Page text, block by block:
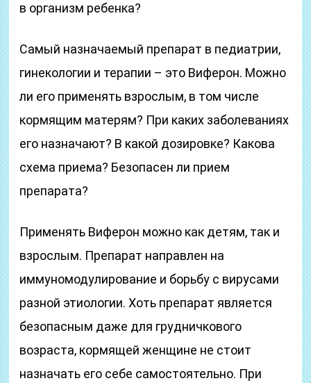
в организм ребенка?
Самый назначаемый препарат в педиатрии,
гинекологии и терапии – это Виферон. Можно
ли его применять взрослым, в том числе
кормящим матерям? При каких заболеваниях
его назначают? В какой дозировке? Какова
схема приема? Безопасен ли прием
препарата?
Применять Виферон можно как детям, так и
взрослым. Препарат направлен на
иммуномодулирование и борьбу с вирусами
разной этиологии. Хоть препарат является
безопасным даже для грудничкового
возраста, кормящей женщине не стоит
назначать его себе самостоятельно. При